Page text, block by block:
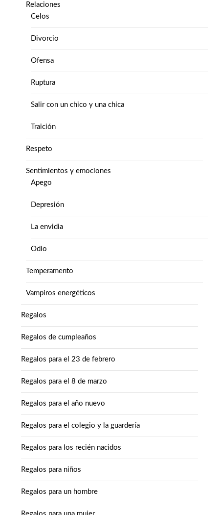
Relaciones
Celos
Divorcio
Ofensa
Ruptura
Salir con un chico y una chica
Traición
Respeto
Sentimientos y emociones
Apego
Depresión
La envidia
Odio
Temperamento
Vampiros energéticos
Regalos
Regalos de cumpleaños
Regalos para el 23 de febrero
Regalos para el 8 de marzo
Regalos para el año nuevo
Regalos para el colegio y la guardería
Regalos para los recién nacidos
Regalos para niños
Regalos para un hombre